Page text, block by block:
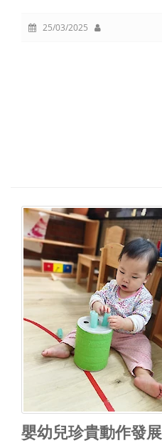
25/03/2025
嬰幼兒珍貴動作發展